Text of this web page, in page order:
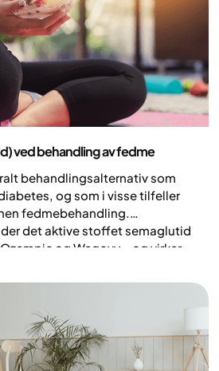
effektivitet i klinisk
ved behandling av fedme
behandlingsalternativ som
og som i visse tilfeller
fedmebehandling.
det aktive stoffet semaglutid
Ozempic og Wegovy – og virker
til redusert appetitt, økt
tømming av